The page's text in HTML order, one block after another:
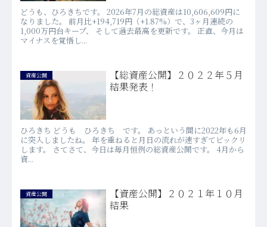
どうも、ひろきちです。 2026年7月の総資産は10,606,609円に
なりました。 前月比+194,719円（+1.87%）で、3ヶ月連続の
1,000万円台キープ、 そして過去最高を更新です。 正直、今月は
マイナスを覚悟し...
資産公開
【総資産公開】２０２２年５月
結果発表！
ひろきち どうも ひろきち です。 あっという間に2022年も6月
に突入しましたね。 年を重ねると月日の流れが速すぎてビックリ
します。 さてさて、今日は毎月恒例の総資産公開です。 4月から
資...
資産公開
【資産公開】２０２１年１０月
結果